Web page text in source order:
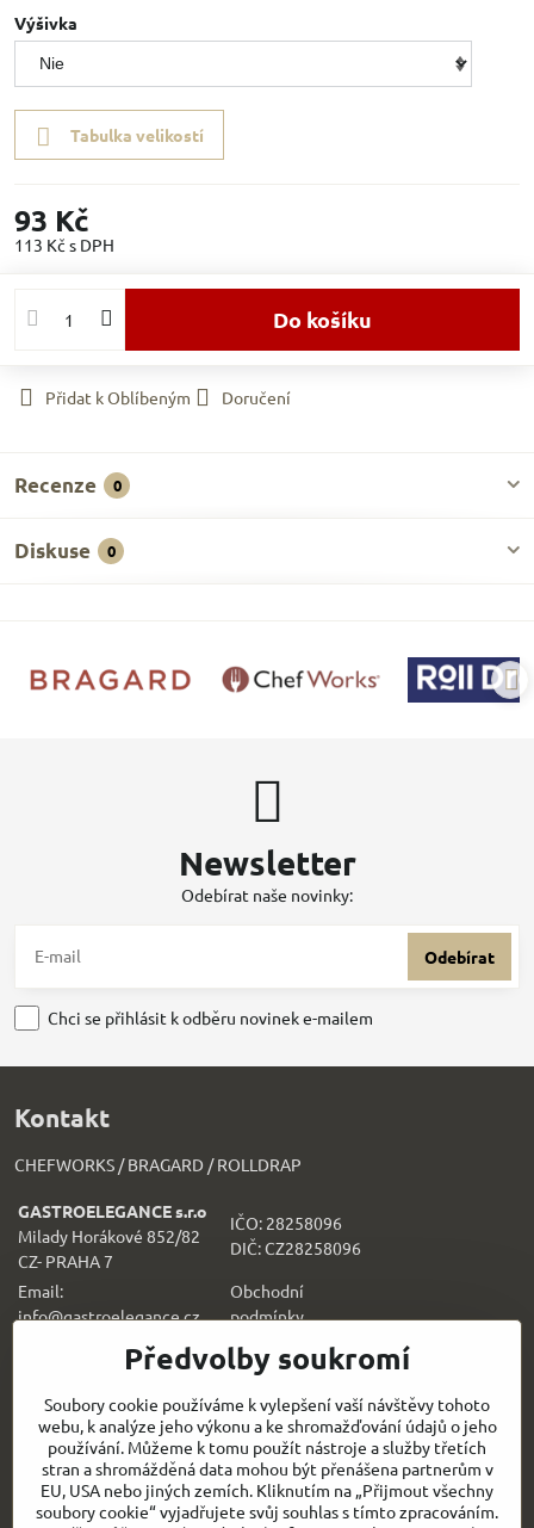
Výšivka
Tabulka velikostí
93 Kč
113 Kč s DPH
Do košíku
Přidat k Oblíbeným Doručení
Recenze 0
Diskuse 0
Newsletter
Odebírat naše novinky:
Odebírat
Chci se přihlásit k odběru novinek e-mailem
Kontakt
CHEFWORKS / BRAGARD / ROLLDRAP
GASTROELEGANCE s.r.o
Milady Horákové 852/82
CZ- PRAHA 7
IČO: 28258096
DIČ: CZ28258096
Email:
info@gastroelegance.cz
Obchodní
podmínky
Všechno k nákupu
Sledujte naše novinky i na sítích:
Facebook Instagram
Předvolby soukromí
Soubory cookie používáme k vylepšení vaší návštěvy tohoto
webu, k analýze jeho výkonu a ke shromažďování údajů o jeho
používání. Můžeme k tomu použít nástroje a služby třetích
stran a shromážděná data mohou být přenášena partnerům v
EU, USA nebo jiných zemích. Kliknutím na „Přijmout všechny
soubory cookie“ vyjadřujete svůj souhlas s tímto zpracováním.